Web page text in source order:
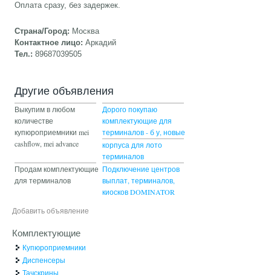
Оплата сразу, без задержек.
Страна/Город: Москва
Контактное лицо:Аркадий
Тел.:89687039505
Другие объявления
Выкупим в любом
количестве
купюроприемники mei
cashflow, mei advance
Дорого покупаю
комплектующие для
терминалов - б у, новые
корпуса для лото
терминалов
Продам комплектующие
для терминалов
Подключение центров
выплат, терминалов,
киосков DOMINATOR
Добавить объявление
Комплектующие
Купюроприемники
Диспенсеры
Тачскрины